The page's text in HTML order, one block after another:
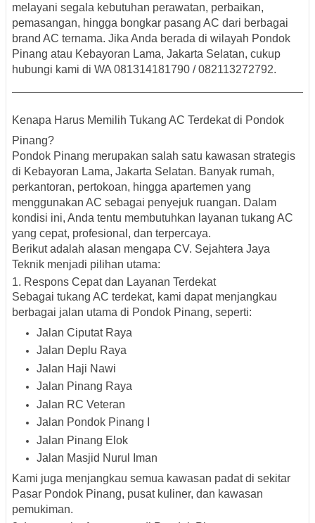
melayani segala kebutuhan perawatan, perbaikan,
pemasangan, hingga bongkar pasang AC dari berbagai
brand AC ternama. Jika Anda berada di wilayah Pondok
Pinang atau Kebayoran Lama, Jakarta Selatan, cukup
hubungi kami di WA 081314181790 / 082113272792.
Kenapa Harus Memilih Tukang AC Terdekat di Pondok
Pinang?
Pondok Pinang merupakan salah satu kawasan strategis
di Kebayoran Lama, Jakarta Selatan. Banyak rumah,
perkantoran, pertokoan, hingga apartemen yang
menggunakan AC sebagai penyejuk ruangan. Dalam
kondisi ini, Anda tentu membutuhkan layanan tukang AC
yang cepat, profesional, dan terpercaya.
Berikut adalah alasan mengapa CV. Sejahtera Jaya
Teknik menjadi pilihan utama:
1. Respons Cepat dan Layanan Terdekat
Sebagai tukang AC terdekat, kami dapat menjangkau
berbagai jalan utama di Pondok Pinang, seperti:
Jalan Ciputat Raya
Jalan Deplu Raya
Jalan Haji Nawi
Jalan Pinang Raya
Jalan RC Veteran
Jalan Pondok Pinang I
Jalan Pinang Elok
Jalan Masjid Nurul Iman
Kami juga menjangkau semua kawasan padat di sekitar
Pasar Pondok Pinang, pusat kuliner, dan kawasan
pemukiman.